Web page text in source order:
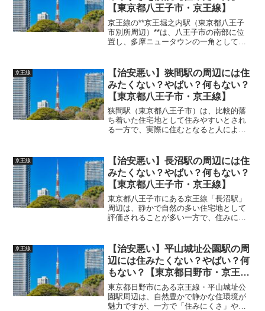
【東京都八王子市・京王線】
京王線の**京王堀之内駅（東京都八王子
市別所周辺）**は、八王子市の南部に位
置し、多摩ニュータウンの一角として開
利便性が高く、自然も多く残されていま
す。以下では、街の特...
京王線
【治安悪い】狭間駅の周辺には住
みたくない？やばい？何もない？
【東京都八王子市・京王線】
狭間駅（東京都八王子市）は、比較的落
ち着いた住宅地として住みやすいとされ
る一方で、実際に住むとなると人によっ
くいポイント」と「治安の懸念点」**に
ついて、詳しく解説しま...
京王線
【治安悪い】長沼駅の周辺には住
みたくない？やばい？何もない？
【東京都八王子市・京王線】
東京都八王子市にある京王線「長沼駅」
周辺は、静かで自然の多い住宅地として
評価されることが多い一方で、住みにく
く解説します。 (adsbygoogle =
window....
京王線
【治安悪い】平山城址公園駅の周
辺には住みたくない？やばい？何
もない？【東京都日野市・京王
線】
東京都日野市にある京王線・平山城址公
園駅周辺は、自然豊かで静かな住環境が
魅力ですが、一方で「住みにくさ」や